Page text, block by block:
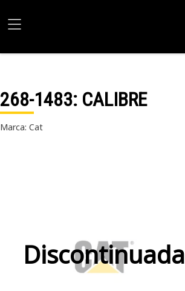
268-1483: CALIBRE
Marca: Cat
Discontinuada